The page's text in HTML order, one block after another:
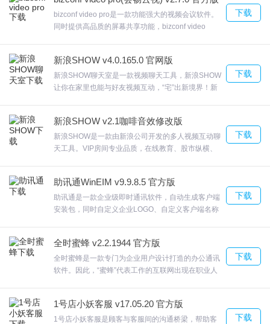
4.发送邀请入会链接
5.体验极佳：面对面的真实感
小鱼办公软件优势
1.支持对接会议室音频系统
设置, 添加多台小鱼，实现瞬间分身多地, 进入云会议室，开始多方
视频会议, 远程遥控小鱼旋转，360度无死角, 共享中心，实现照片和
录制视频的分享, 小鱼电话，直接输入小鱼号或云会议室号即可视频
3.远程遥控小鱼旋转，360度无死角
4.体验极佳：面对面的真实感
1.性能优化
2.调整ui设计,优化视觉体验
bizconf video pro是一款功能强大的视频会议软件。
同时提供高品质的屏幕共享功能，bizconf video
以创建会议支持关闭麦克风，如果不需要发言就可以
选择进入会议室的时候关闭麦克风，欢迎来合众软件
园下载体验。
下载
新浪SHOW v4.0.165.0 官网版
新浪SHOW聊天室是一款视频聊天工具，新浪SHOW
让你在家里也能与好友视频互动，“宅”出新境界！新
引吭高歌，翩翩起舞，畅谈心扉，寻觅同龄知己、同
城知音，也可以欣赏精彩的音视频互动节目。欢迎来
合众软件园下载体验。
下载
新浪SHOW v2.1咖啡音效修改版
新浪SHOW是一款由新浪公司开发的多人视频互动聊
天工具。VIP房间专业品质，在线教育、股市纵横、
质。这里汇聚有国内外才艺直播这里有喜欢的美女，
新浪SHOW软件还可对屏幕窗口进行转播或录制。欢
迎来合众软件园下载体验。
下载
助讯通WinEIM v9.9.8.5 官方版
助讯通是一款企业级即时通讯软件，自动生成客户端
安装包，同时自定义企业LOGO、自定义客户端名称
支持屏幕截图并发送；助讯通详细的权限设置、贴心
的多种类别的消息传递服务；欢迎来合众软件园下载
体验。
下载
全时蜜蜂 v2.2.1944 官方版
全时蜜蜂是一款专门为企业用户设计打造的办公通讯
软件。因此，“蜜蜂”代表工作的互联网出现在职业人
组功能，欢迎来合众软件园下载体验。
下载
1号店小妖客服 v17.05.20 官方版
1号店小妖客服是顾客与客服间的沟通桥梁，帮助客
下载